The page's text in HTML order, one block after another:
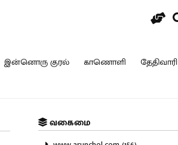
இன்னொரு குரல் காணொளி தேதிவாரி
வகைமை